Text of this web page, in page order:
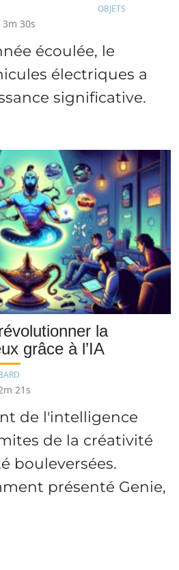
OBJETS
3m 30s
écoulée, le
électriques a
significative.
la
grâce à l’IA
21s
de l'intelligence
de la créativité
bouleversées.
présenté Genie,